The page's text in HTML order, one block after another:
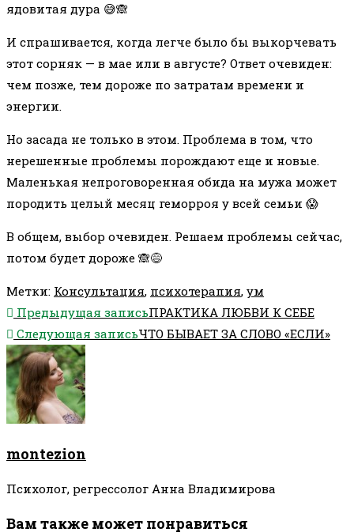
ядовитая дура 😅🙈
И спрашивается, когда легче было бы выкорчевать
этот сорняк — в мае или в августе? Ответ очевиден:
чем позже, тем дороже по затратам времени и
энергии.
Но засада не только в этом. Проблема в том, что
нерешенные проблемы порождают еще и новые.
Маленькая непроговоренная обида на мужа может
породить целый месяц геморроя у всей семьи 😱
В общем, выбор очевиден. Решаем проблемы сейчас,
потом будет дороже 🙈😅
Метки: Консультация, психотерапия, ум
Еще
статьи
Предыдущая записьПРАКТИКА ЛЮБВИ К СЕБЕ
Следующая записьЧТО БЫВАЕТ ЗА СЛОВО «ЕСЛИ»
montezion
Психолог, регрессолог Анна Владимирова
Вам также может понравиться